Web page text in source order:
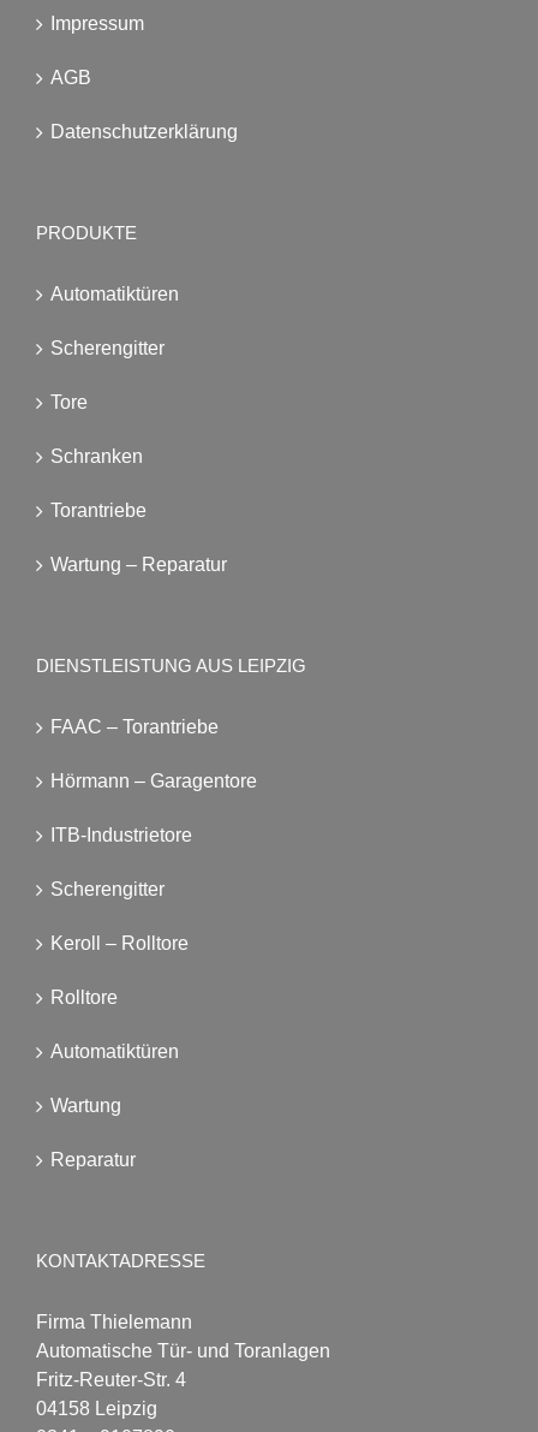
Impressum
AGB
Datenschutzerklärung
PRODUKTE
Automatiktüren
Scherengitter
Tore
Schranken
Torantriebe
Wartung – Reparatur
DIENSTLEISTUNG AUS LEIPZIG
FAAC – Torantriebe
Hörmann – Garagentore
ITB-Industrietore
Scherengitter
Keroll – Rolltore
Rolltore
Automatiktüren
Wartung
Reparatur
KONTAKTADRESSE
Firma Thielemann
Automatische Tür- und Toranlagen
Fritz-Reuter-Str. 4
04158 Leipzig